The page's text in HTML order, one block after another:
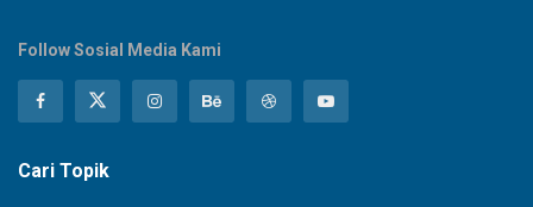
Follow Sosial Media Kami
Cari Topik